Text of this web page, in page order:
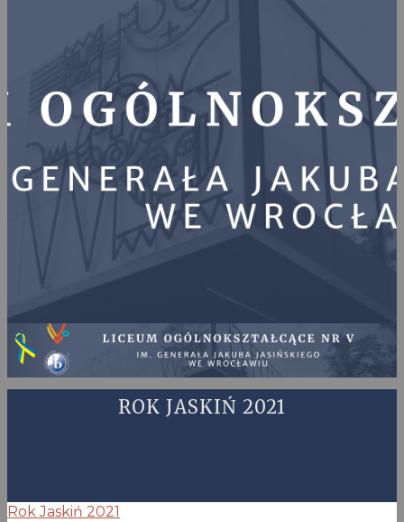
ROK JASKIŃ 2021
Rok Jaskiń 2021